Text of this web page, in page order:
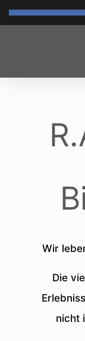
Wir
Die
nicht